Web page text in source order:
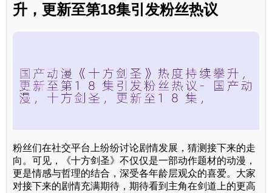
升，更新至第18集引发粉丝热议
粉丝们在社交平台上纷纷讨论剧情发展，猜测接下来的走
向。可见，《十方剑圣》不仅仅是一部动作题材的动漫，
更是情感与哲理的结合，深受各年龄层观众的喜爱。大家
对接下来的剧情充满期待，期待看到主角在剑道上的更高